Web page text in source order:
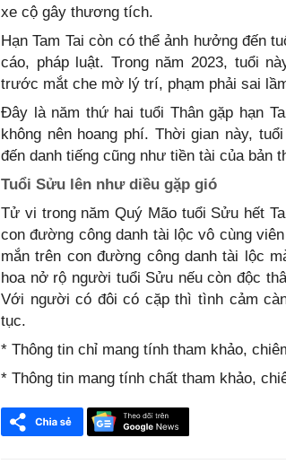
xe cộ gây thương tích.
Hạn Tam Tai còn có thể ảnh hưởng đến
cáo, pháp luật. Trong năm 2023, tuổi
trước mắt che mờ lý trí, phạm phải sai
Đây là năm thứ hai tuổi Thân gặp hạn
không nên hoang phí. Thời gian này,
đến danh tiếng cũng như tiền tài của bản
Tuổi Sửu lên như diều gặp gió
Tử vi trong năm Quý Mão tuổi Sửu hết
con đường công danh tài lộc vô cùng
mắn trên con đường công danh tài lộc
hoa nở rộ người tuổi Sửu nếu còn độc
Với người có đôi có cặp thì tình cảm
tục.
* Thông tin chỉ mang tính tham khảo,
* Thông tin mang tính chất tham khảo,